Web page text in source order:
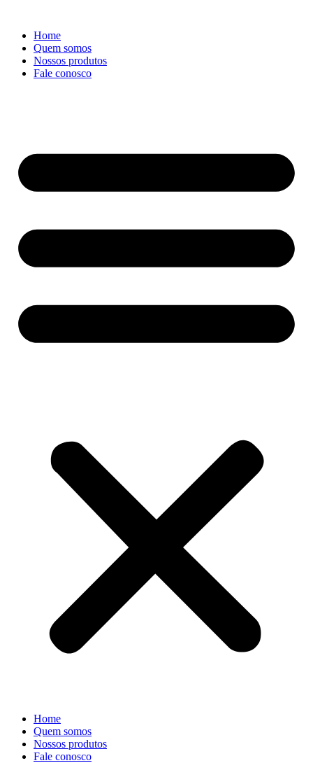
conteúdo
Home
Quem somos
Nossos produtos
Fale conosco
Home
Quem somos
Nossos produtos
Fale conosco